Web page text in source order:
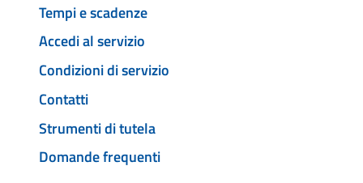
Tempi e scadenze
Accedi al servizio
Condizioni di servizio
Contatti
Strumenti di tutela
Domande frequenti